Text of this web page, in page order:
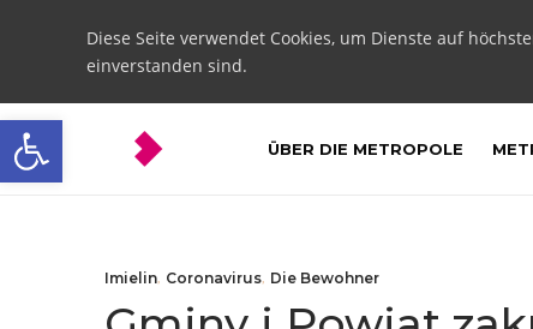
Open toolbar
Diese Seite verwendet Cookies, um Dienste auf
einverstanden sind.
ÜBER DIE METROPOLE
Imielin, Coronavirus, Die Bewohner